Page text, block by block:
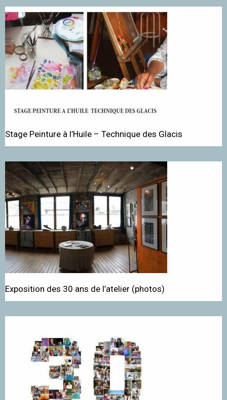
Stage Peinture à l’Huile – Technique des Glacis
Exposition des 30 ans de l’atelier (photos)